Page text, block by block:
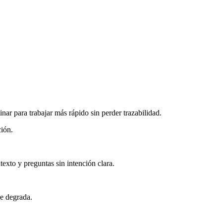
para trabajar más rápido sin perder trazabilidad.
y preguntas sin intención clara.
degrada.